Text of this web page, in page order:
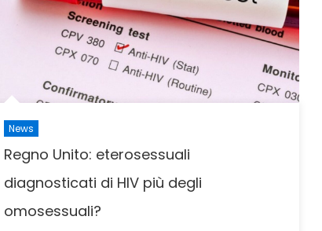
News
Regno Unito: eterosessuali
diagnosticati di HIV più degli
omosessuali?